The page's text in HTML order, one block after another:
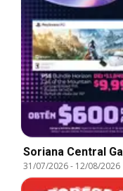
Soriana Central
31/07/2026- 12/08/2026